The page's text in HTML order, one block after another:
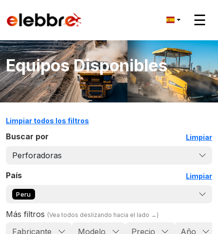
☰
Equipos Disponibles
Limpiar todos los filtros
Buscar por Limpiar
Perforadoras
País Limpiar
Peru
Más filtros (Vea todos deslizando hacia el lado →)
Fabricante Modelo Precio Año